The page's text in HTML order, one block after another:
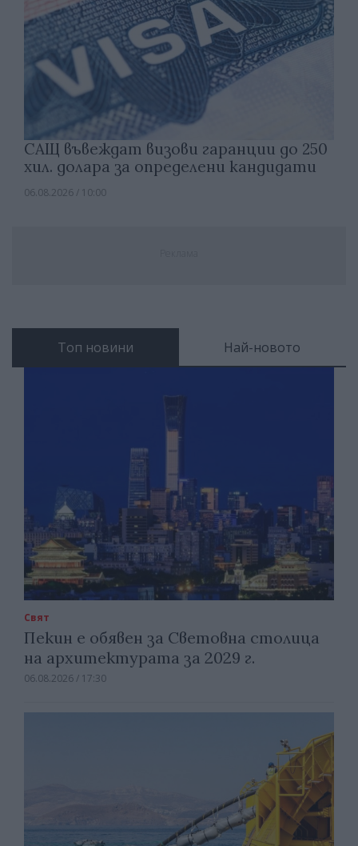
САЩ въвеждат визови гаранции до 250
хил. долара за определени кандидати
06.08.2026 / 10:00
Топ новини Най-новото
Свят
Пекин е обявен за Световна столица
на архитектурата за 2029 г.
06.08.2026 / 17:30